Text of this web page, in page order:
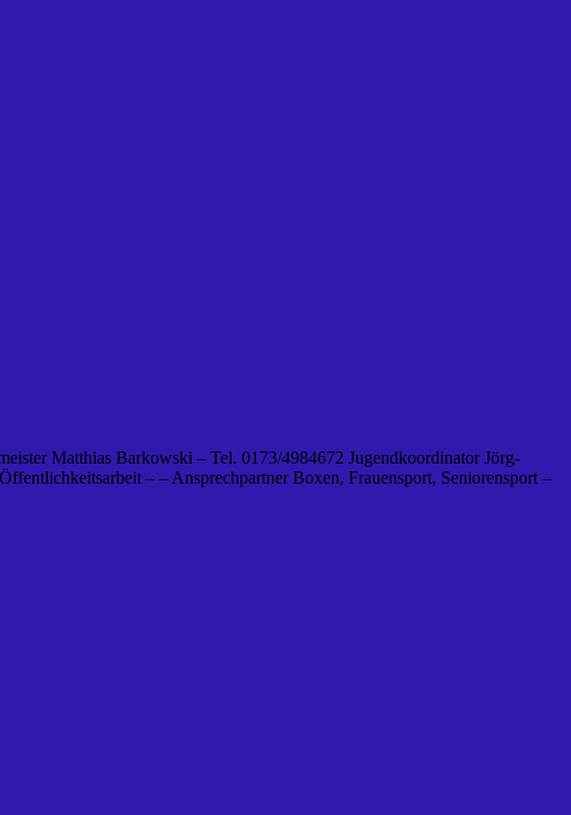
Matthias Barkowski – Tel. 0173/4984672 Jugendkoordinator Jörg-
– – Ansprechpartner Boxen, Frauensport, Seniorensport –